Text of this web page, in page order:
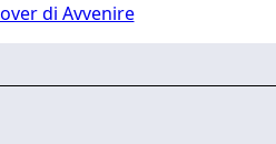
di Avvenire